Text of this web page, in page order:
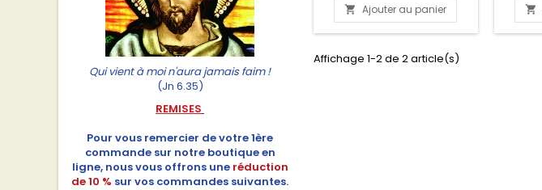
Qui vient à moi n'aura jamais faim !
(Jn 6.35)
REMISES
Pour vous remercier de votre 1ère
commande sur notre boutique en
ligne, nous vous offrons une réduction
de 10 % sur vos commandes suivantes.
 Ajouter au panier 
Affichage 1-2 de 2 article(s)